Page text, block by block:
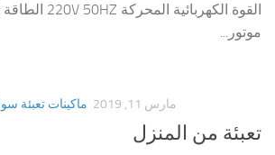
موتور...
ماكينات تعبئة مارس 11, 2019
تعبئة من المنزل